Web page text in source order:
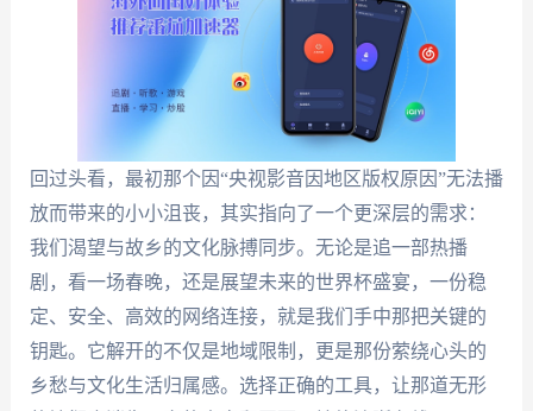
回过头看，最初那个因“央视影音因地区版权原因”无法播
放而带来的小小沮丧，其实指向了一个更深层的需求：
我们渴望与故乡的文化脉搏同步。无论是追一部热播
剧，看一场春晚，还是展望未来的世界杯盛宴，一份稳
定、安全、高效的网络连接，就是我们手中那把关键的
钥匙。它解开的不仅是地域限制，更是那份萦绕心头的
乡愁与文化生活归属感。选择正确的工具，让那道无形